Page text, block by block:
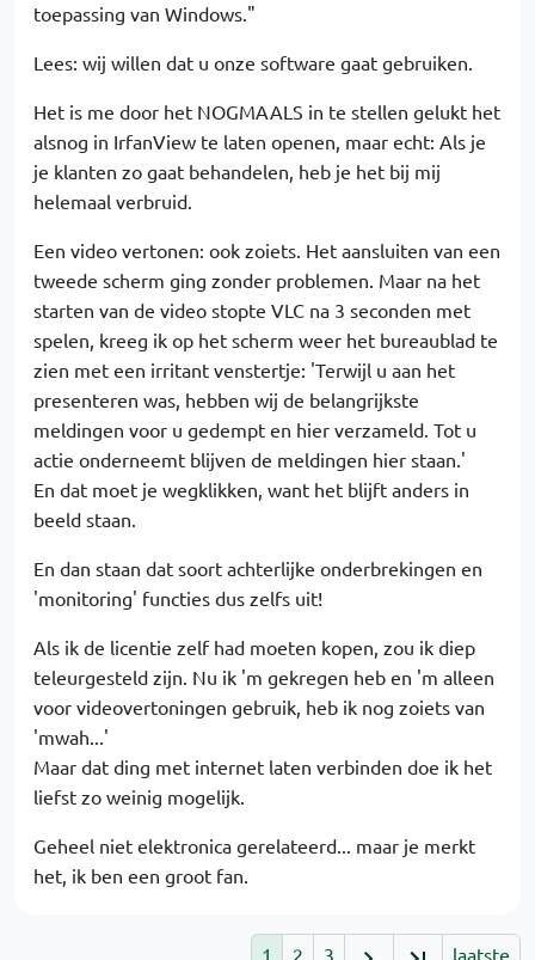
toepassing van Windows."
Lees: wij willen dat u onze software gaat gebruiken.
Het is me door het NOGMAALS in te stellen gelukt het
alsnog in IrfanView te laten openen, maar echt: Als je
je klanten zo gaat behandelen, heb je het bij mij
helemaal verbruid.
Een video vertonen: ook zoiets. Het aansluiten van een
tweede scherm ging zonder problemen. Maar na het
starten van de video stopte VLC na 3 seconden met
spelen, kreeg ik op het scherm weer het bureaublad te
zien met een irritant venstertje: 'Terwijl u aan het
presenteren was, hebben wij de belangrijkste
meldingen voor u gedempt en hier verzameld. Tot u
actie onderneemt blijven de meldingen hier staan.'
En dat moet je wegklikken, want het blijft anders in
beeld staan.
En dan staan dat soort achterlijke onderbrekingen en
'monitoring' functies dus zelfs uit!
Als ik de licentie zelf had moeten kopen, zou ik diep
teleurgesteld zijn. Nu ik 'm gekregen heb en 'm alleen
voor videovertoningen gebruik, heb ik nog zoiets van
'mwah...'
Maar dat ding met internet laten verbinden doe ik het
liefst zo weinig mogelijk.
Geheel niet elektronica gerelateerd... maar je merkt
het, ik ben een groot fan.
1 2 3 laatste